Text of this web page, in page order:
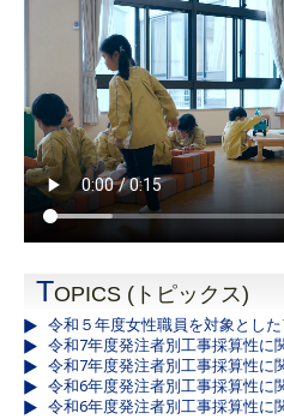
TOPICS (トピックス)
令和５年度女性職員を対象とし
令和7年度発注者別工事採算性に
令和7年度発注者別工事採算性に
令和6年度発注者別工事採算性に
令和6年度発注者別工事採算性に